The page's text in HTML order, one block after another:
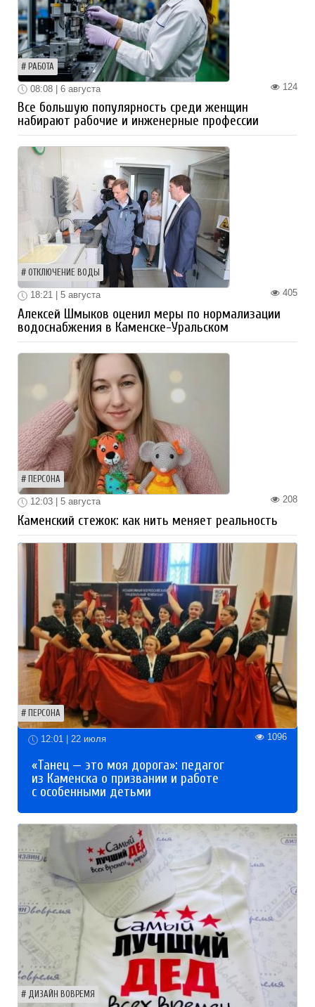
РАБОТА
124
08:08 | 6 августа
Все большую популярность среди женщин
набирают рабочие и инженерные профессии
ОТКЛЮЧЕНИЕ ВОДЫ
405
18:21 | 5 августа
Алексей Шмыков оценил меры по нормализации
водоснабжения в Каменске-Уральском
ПЕРСОНА
208
12:03 | 5 августа
Каменский стежок: как нить меняет реальность
ПЕРСОНА
12:01 | 22 июля 1096
«Танец — это моя дорога»: педагог
из Каменска о призвании и работе
с особенными детьми
ДИЗАЙН ВОВРЕМЯ